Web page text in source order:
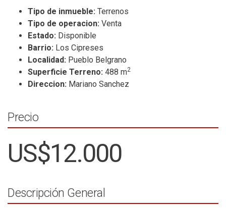
Tipo de inmueble: Terrenos
Tipo de operacion: Venta
Estado: Disponible
Barrio: Los Cipreses
Localidad: Pueblo Belgrano
Superficie Terreno: 488 m2
Direccion: Mariano Sanchez
Precio
US$12.000
Descripción General